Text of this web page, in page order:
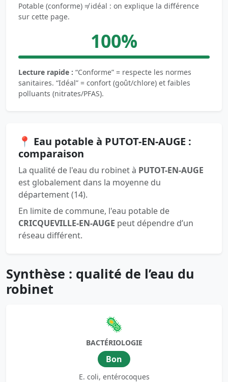
Potable (conforme) ≠ idéal : on explique la différence
sur cette page.
100%
Lecture rapide : “Conforme” = respecte les normes
sanitaires. “Idéal” = confort (goût/chlore) et faibles
polluants (nitrates/PFAS).
📍 Eau potable à PUTOT-EN-AUGE :
comparaison
La qualité de l'eau du robinet à PUTOT-EN-AUGE
est globalement dans la moyenne du
département (14).
En limite de commune, l'eau potable de
CRICQUEVILLE-EN-AUGE peut dépendre d’un
réseau différent.
Synthèse : qualité de l’eau du
robinet
🦠
BACTÉRIOLOGIE
Bon
E. coli, entérocoques